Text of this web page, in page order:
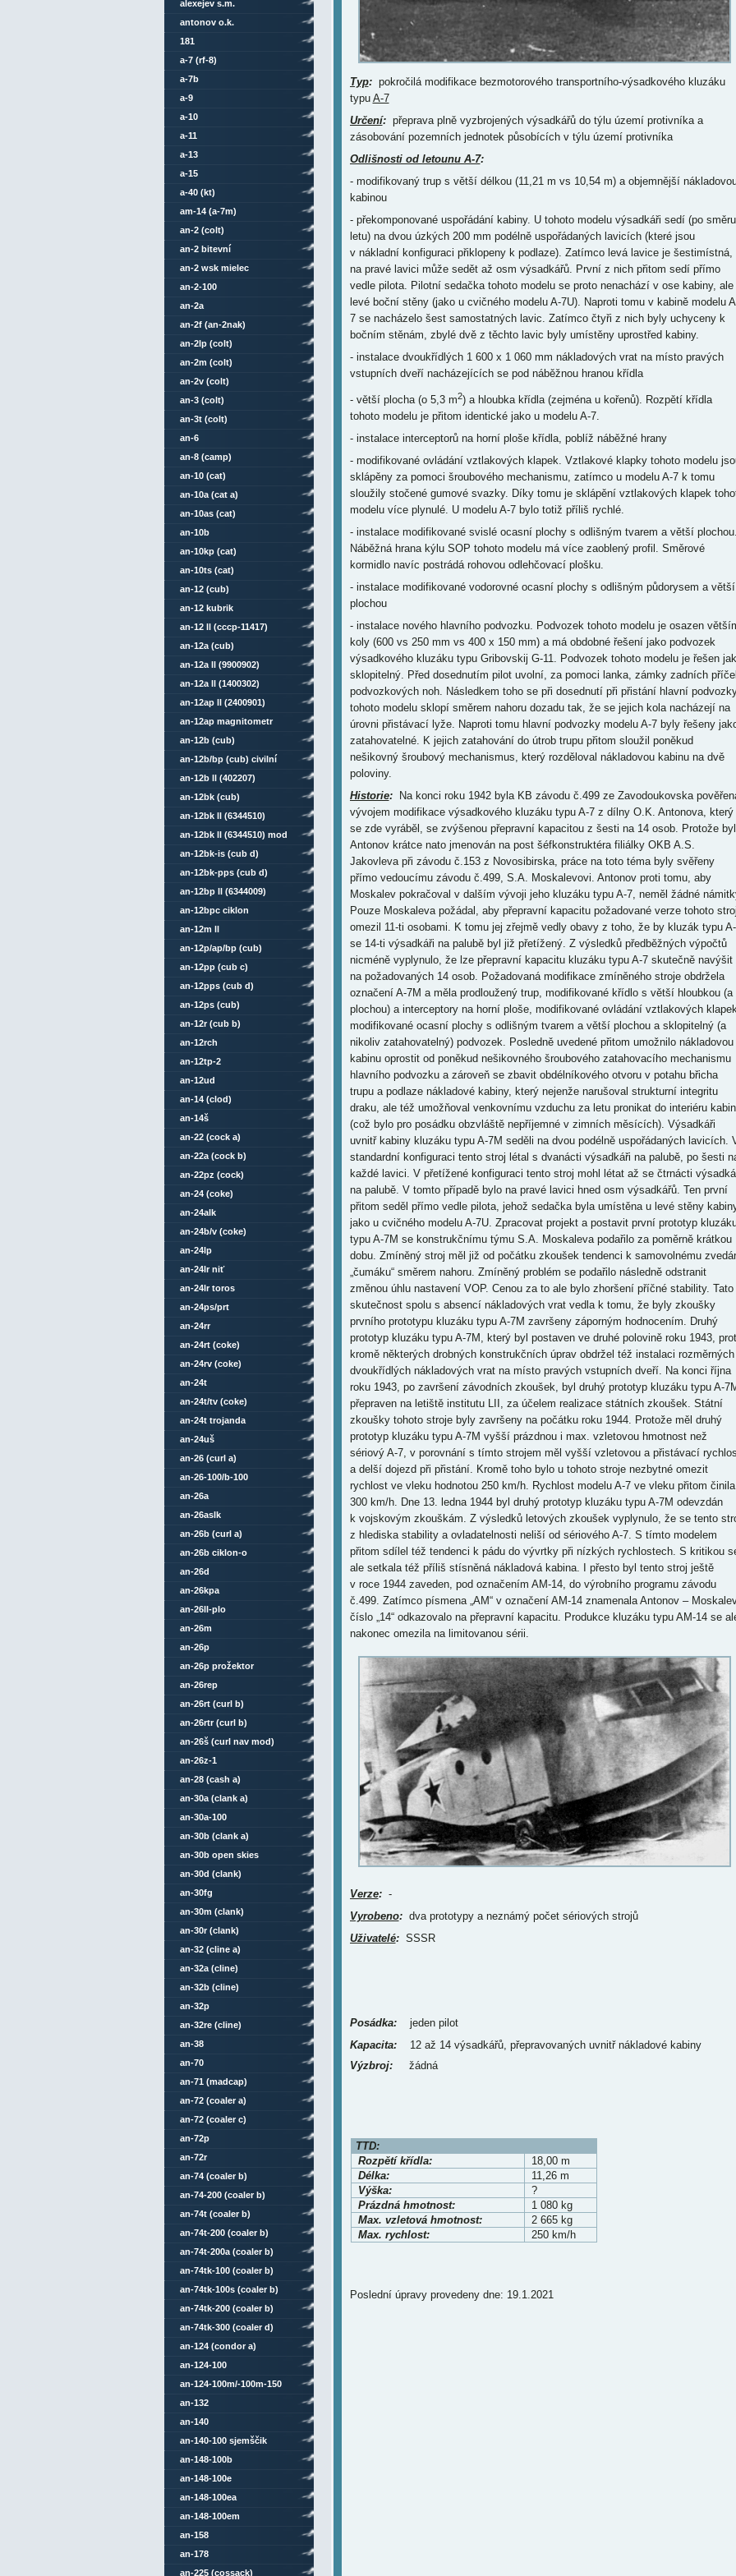
Typ:pokročilá modifikace bezmotorového transportního-výsadkového kluzáku
typu A-7
Určení:přeprava plně vyzbrojených výsadkářů do týlu území protivníka a
zásobování pozemních jednotek působících v týlu území protivníka
Odlišnosti od letounu A-7:
- modifikovaný trup s větší délkou (11,21 m vs 10,54 m) a objemnější
kabinou
- překomponované uspořádání kabiny. U tohoto modelu výsadkáři sedí (po směru
letu) na dvou úzkých 200 mm podélně uspořádaných lavicích (které jsou
v nákladní konfiguraci přiklopeny k podlaze). Zatímco levá lavice je šestimístná,
na pravé lavici může sedět až osm výsadkářů. První z nich přitom sedí přímo
vedle pilota. Pilotní sedačka tohoto modelu se proto nenachází v ose kabiny, ale
levé boční stěny (jako u cvičného modelu A-7U). Naproti tomu v kabině modelu
7 se nacházelo šest samostatných lavic. Zatímco čtyři z nich byly uchyceny k
bočním stěnám, zbylé dvě z těchto lavic byly umístěny uprostřed kabiny.
- instalace dvoukřídlých 1 600 x 1 060 mm nákladových vrat na místo pravých
vstupních dveří nacházejících se pod náběžnou hranou křídla
- větší plocha (o 5,3 m2) a hloubka křídla (zejména u kořenů). Rozpětí křídla
tohoto modelu je přitom identické jako u modelu A-7.
- instalace interceptorů na horní ploše křídla, poblíž náběžné hrany
- modifikované ovládání vztlakových klapek. Vztlakové klapky tohoto modelu
sklápěny za pomoci šroubového mechanismu, zatímco u modelu A-7 k tomu
sloužily stočené gumové svazky. Díky tomu je sklápění vztlakových klapek
modelu více plynulé. U modelu A-7 bylo totiž příliš rychlé.
- instalace modifikované svislé ocasní plochy s odlišným tvarem a větší plochou.
Náběžná hrana kýlu SOP tohoto modelu má více zaoblený profil. Směrové
kormidlo navíc postrádá rohovou odlehčovací plošku.
- instalace modifikované vodorovné ocasní plochy s odlišným půdorysem a větší
plochou
- instalace nového hlavního podvozku. Podvozek tohoto modelu je osazen
koly (600 vs 250 mm vs 400 x 150 mm) a má obdobné řešení jako podvozek
výsadkového kluzáku typu Gribovskij G-11. Podvozek tohoto modelu je řešen
sklopitelný. Před dosednutím pilot uvolní, za pomoci lanka, zámky zadních
podvozkových noh. Následkem toho se při dosednutí při přistání hlavní
tohoto modelu sklopí směrem nahoru dozadu tak, že se jejich kola nacházejí na
úrovni přistávací lyže. Naproti tomu hlavní podvozky modelu A-7 byly řešeny
zatahovatelné. K jejich zatahování do útrob trupu přitom sloužil poněkud
nešikovný šroubový mechanismus, který rozděloval nákladovou kabinu na dvě
poloviny.
Historie:Na konci roku 1942 byla KB závodu č.499 ze Zavodoukovska
vývojem modifikace výsadkového kluzáku typu A-7 z dílny O.K. Antonova, který
se zde vyráběl, se zvýšenou přepravní kapacitou z šesti na 14 osob. Protože byl
Antonov krátce nato jmenován na post šéfkonstruktéra filiálky OKB A.S.
Jakovleva při závodu č.153 z Novosibirska, práce na toto téma byly svěřeny
přímo vedoucímu závodu č.499, S.A. Moskalevovi. Antonov proti tomu, aby
Moskalev pokračoval v dalším vývoji jeho kluzáku typu A-7, neměl žádné
Pouze Moskaleva požádal, aby přepravní kapacitu požadované verze tohoto
omezil 11-ti osobami. K tomu jej zřejmě vedly obavy z toho, že by kluzák typu
se 14-ti výsadkáři na palubě byl již přetížený. Z výsledků předběžných výpočtů
nicméně vyplynulo, že lze přepravní kapacitu kluzáku typu A-7 skutečně navýšit
na požadovaných 14 osob. Požadovaná modifikace zmíněného stroje obdržela
označení A-7M a měla prodloužený trup, modifikované křídlo s větší hloubkou (a
plochou) a interceptory na horní ploše, modifikované ovládání vztlakových
modifikované ocasní plochy s odlišným tvarem a větší plochou a sklopitelný (a
nikoliv zatahovatelný) podvozek. Posledně uvedené přitom umožnilo nákladovou
kabinu oprostit od poněkud nešikovného šroubového zatahovacího mechanismu
hlavního podvozku a zároveň se zbavit obdélníkového otvoru v potahu břicha
trupu a podlaze nákladové kabiny, který nejenže narušoval strukturní integritu
draku, ale též umožňoval venkovnímu vzduchu za letu pronikat do interiéru
(což bylo pro posádku obzvláště nepříjemné v zimních měsících). Výsadkáři
uvnitř kabiny kluzáku typu A-7M seděli na dvou podélně uspořádaných lavicích.
standardní konfiguraci tento stroj létal s dvanácti výsadkáři na palubě, po šesti
každé lavici. V přetížené konfiguraci tento stroj mohl létat až se čtrnácti
na palubě. V tomto případě bylo na pravé lavici hned osm výsadkářů. Ten první
přitom seděl přímo vedle pilota, jehož sedačka byla umístěna u levé stěny
jako u cvičného modelu A-7U. Zpracovat projekt a postavit první prototyp
typu A-7M se konstrukčnímu týmu S.A. Moskaleva podařilo za poměrně krátkou
dobu. Zmíněný stroj měl již od počátku zkoušek tendenci k samovolnému
„čumáku“ směrem nahoru. Zmíněný problém se podařilo následně odstranit
změnou úhlu nastavení VOP. Cenou za to ale bylo zhoršení příčné stability. Tato
skutečnost spolu s absencí nákladových vrat vedla k tomu, že byly zkoušky
prvního prototypu kluzáku typu A-7M završeny záporným hodnocením. Druhý
prototyp kluzáku typu A-7M, který byl postaven ve druhé polovině roku 1943,
kromě některých drobných konstrukčních úprav obdržel též instalaci rozměrných
dvoukřídlých nákladových vrat na místo pravých vstupních dveří. Na konci října
roku 1943, po završení závodních zkoušek, byl druhý prototyp kluzáku typu A-
přepraven na letiště institutu LII, za účelem realizace státních zkoušek. Státní
zkoušky tohoto stroje byly završeny na počátku roku 1944. Protože měl druhý
prototyp kluzáku typu A-7M vyšší prázdnou i max. vzletovou hmotnost než
sériový A-7, v porovnání s tímto strojem měl vyšší vzletovou a přistávací
a delší dojezd při přistání. Kromě toho bylo u tohoto stroje nezbytné omezit
rychlost ve vleku hodnotou 250 km/h. Rychlost modelu A-7 ve vleku přitom činila
300 km/h. Dne 13. ledna 1944 byl druhý prototyp kluzáku typu A-7M odevzdán
k vojskovým zkouškám. Z výsledků letových zkoušek vyplynulo, že se tento
z hlediska stability a ovladatelnosti neliší od sériového A-7. S tímto modelem
přitom sdílel též tendenci k pádu do vývrtky při nízkých rychlostech. S kritikou
ale setkala též příliš stísněná nákladová kabina. I přesto byl tento stroj ještě
v roce 1944 zaveden, pod označením AM-14, do výrobního programu závodu
č.499. Zatímco písmena „AM“ v označení AM-14 znamenala Antonov –
číslo „14“ odkazovalo na přepravní kapacitu. Produkce kluzáku typu AM-14 se
nakonec omezila na limitovanou sérii.
Verze:-
Vyrobeno:dva prototypy a neznámý počet sériových strojů
Uživatelé:SSSR
Posádka:jeden pilot
Kapacita:12 až 14 výsadkářů, přepravovaných uvnitř nákladové kabiny
Výzbroj:žádná
TTD:
Rozpětí křídla:
18,00 m
Délka:
11,26 m
Výška:
?
Prázdná hmotnost:
1 080 kg
Max. vzletová hmotnost:
2 665 kg
Max. rychlost:
250 km/h
Poslední úpravy provedeny dne: 19.1.2021
alexejev s.m.
antonov o.k.
181
a-7 (rf-8)
a-7b
a-9
a-10
a-11
a-13
a-15
a-40 (kt)
am-14 (a-7m)
an-2 (colt)
an-2 bitevní
an-2 wsk mielec
an-2-100
an-2a
an-2f (an-2nak)
an-2lp (colt)
an-2m (colt)
an-2v (colt)
an-3 (colt)
an-3t (colt)
an-6
an-8 (camp)
an-10 (cat)
an-10a (cat a)
an-10as (cat)
an-10b
an-10kp (cat)
an-10ts (cat)
an-12 (cub)
an-12 kubrik
an-12 ll (cccp-11417)
an-12a (cub)
an-12a ll (9900902)
an-12a ll (1400302)
an-12ap ll (2400901)
an-12ap magnitometr
an-12b (cub)
an-12b/bp (cub) civilní
an-12b ll (402207)
an-12bk (cub)
an-12bk ll (6344510)
an-12bk ll (6344510) mod
an-12bk-is (cub d)
an-12bk-pps (cub d)
an-12bp ll (6344009)
an-12bpc ciklon
an-12m ll
an-12p/ap/bp (cub)
an-12pp (cub c)
an-12pps (cub d)
an-12ps (cub)
an-12r (cub b)
an-12rch
an-12tp-2
an-12ud
an-14 (clod)
an-14š
an-22 (cock a)
an-22a (cock b)
an-22pz (cock)
an-24 (coke)
an-24alk
an-24b/v (coke)
an-24lp
an-24lr niť
an-24lr toros
an-24ps/prt
an-24rr
an-24rt (coke)
an-24rv (coke)
an-24t
an-24t/tv (coke)
an-24t trojanda
an-24uš
an-26 (curl a)
an-26-100/b-100
an-26a
an-26aslk
an-26b (curl a)
an-26b ciklon-o
an-26d
an-26kpa
an-26ll-plo
an-26m
an-26p
an-26p prožektor
an-26rep
an-26rt (curl b)
an-26rtr (curl b)
an-26š (curl nav mod)
an-26z-1
an-28 (cash a)
an-30a (clank a)
an-30a-100
an-30b (clank a)
an-30b open skies
an-30d (clank)
an-30fg
an-30m (clank)
an-30r (clank)
an-32 (cline a)
an-32a (cline)
an-32b (cline)
an-32p
an-32re (cline)
an-38
an-70
an-71 (madcap)
an-72 (coaler a)
an-72 (coaler c)
an-72p
an-72r
an-74 (coaler b)
an-74-200 (coaler b)
an-74t (coaler b)
an-74t-200 (coaler b)
an-74t-200a (coaler b)
an-74tk-100 (coaler b)
an-74tk-100s (coaler b)
an-74tk-200 (coaler b)
an-74tk-300 (coaler d)
an-124 (condor a)
an-124-100
an-124-100m/-100m-150
an-132
an-140
an-140-100 sjemščik
an-148-100b
an-148-100e
an-148-100ea
an-148-100em
an-158
an-178
an-225 (cossack)